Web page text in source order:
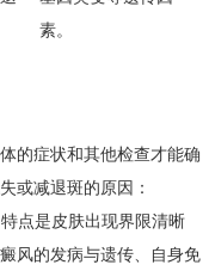
素。
的症状和其他检查才能确
或减退斑的原因：
点是皮肤出现界限清晰
风的发病与遗传、自身免